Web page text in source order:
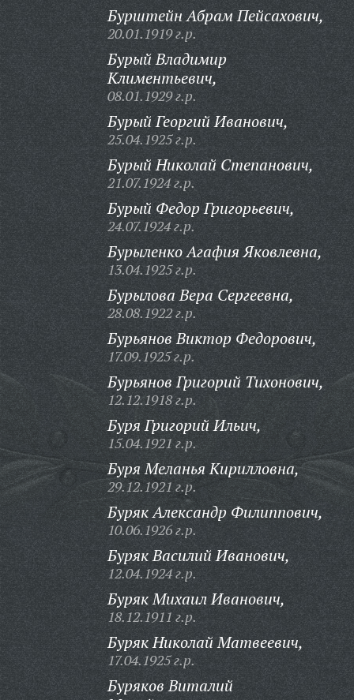
Бурштейн Абрам Пейсахович,
20.01.1919 г.р.
Бурый Владимир
Климентьевич,
08.01.1929 г.р.
Бурый Георгий Иванович,
25.04.1925 г.р.
Бурый Николай Степанович,
21.07.1924 г.р.
Бурый Федор Григорьевич,
24.07.1924 г.р.
Бурыленко Агафия Яковлевна,
13.04.1925 г.р.
Бурылова Вера Сергеевна,
28.08.1922 г.р.
Бурьянов Виктор Федорович,
17.09.1925 г.р.
Бурьянов Григорий Тихонович,
12.12.1918 г.р.
Буря Григорий Ильич,
15.04.1921 г.р.
Буря Меланья Кирилловна,
29.12.1921 г.р.
Буряк Александр Филиппович,
10.06.1926 г.р.
Буряк Василий Иванович,
12.04.1924 г.р.
Буряк Михаил Иванович,
18.12.1911 г.р.
Буряк Николай Матвеевич,
17.04.1925 г.р.
Буряков Виталий